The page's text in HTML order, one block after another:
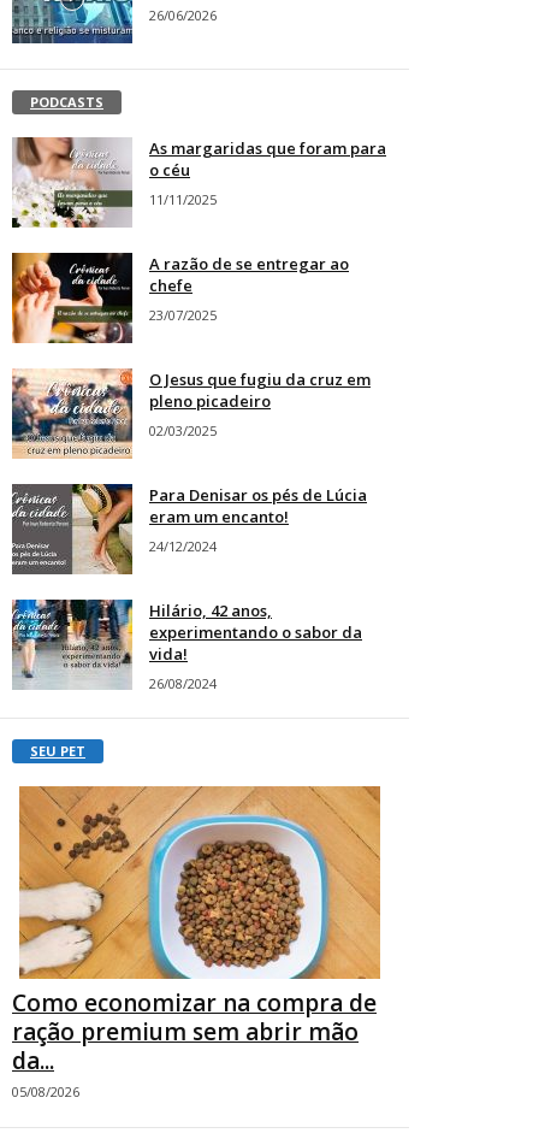
26/06/2026
PODCASTS
As margaridas que foram para
o céu
11/11/2025
A razão de se entregar ao
chefe
23/07/2025
O Jesus que fugiu da cruz em
pleno picadeiro
02/03/2025
Para Denisar os pés de Lúcia
eram um encanto!
24/12/2024
Hilário, 42 anos,
experimentando o sabor da
vida!
26/08/2024
SEU PET
Como economizar na compra de
ração premium sem abrir mão
da...
05/08/2026